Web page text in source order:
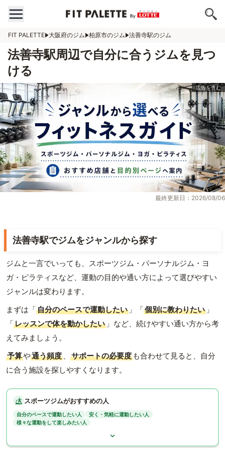
FIT PALETTE 大阪府のジム 柏原市のジム 法善寺駅のジム
法善寺駅周辺で自分に合うジムを見つ
ける
最終更新日：2026/08/06
法善寺駅でジムをジャンルから探す
ジムと一言でいっても、スポーツジム・パーソナルジム・ヨ
ガ・ピラティスなど、運動の目的や通い方によって選びやすい
ジャンルは変わります。
まずは「自分のペースで運動したい 」「個別に教わりたい 」
「レッスンで体を動かしたい 」など、続けやすい通い方から考
えてみましょう。
予算や通う頻度 、 サポートの必要度 も合わせて見ると、自分
に合う施設を探しやすくなります。
スポーツジムがおすすめの人
自分のペースで運動したい人
安く・気軽に運動したい人
様々な運動をして楽しみたい人